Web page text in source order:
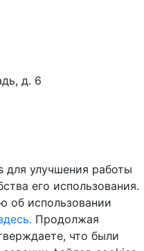
д. 6
улучшения работы
его использования.
об использовании
Продолжая
что были